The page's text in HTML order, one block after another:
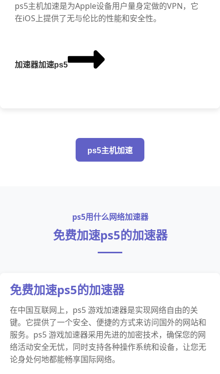
ps5主机加速是为Apple设备用户量身定做的VPN，它
在iOS上提供了无与伦比的性能和安全性。
加速器加速ps5
ps5主机加速
ps5用什么网络加速器
免费加速ps5的加速器
免费加速ps5的加速器
在中国互联网上，ps5 游戏加速器是实现网络自由的关
键。它提供了一个安全、便捷的方式来访问国外的网站和
服务。ps5 游戏加速器采用先进的加密技术，确保您的网
络活动安全无忧，同时支持各种操作系统和设备，让您无
论身处何地都能畅享国际网络。